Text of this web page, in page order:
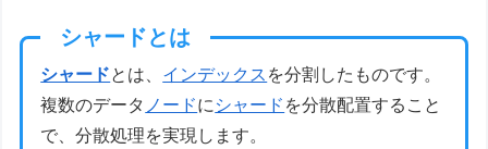
シャードとは
シャードとは、 インデックス を分割したものです。
複数のデータ ノードに シャード を分散配置すること
で、分散処理を実現します。